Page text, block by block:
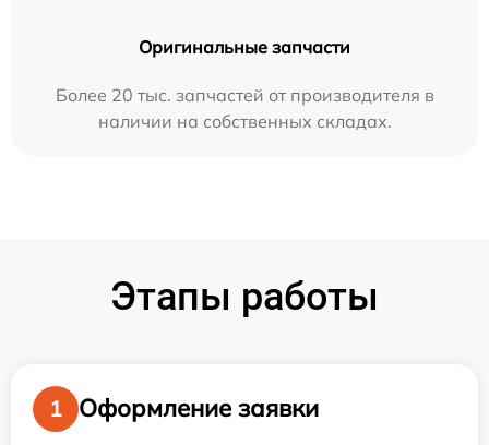
Оригинальные запчасти
Более 20 тыс. запчастей от производителя в
наличии на собственных складах.
Этапы работы
1
Оформление заявки